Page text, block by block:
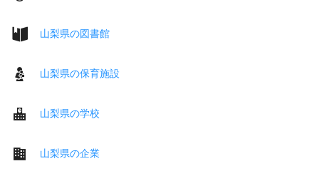
山梨県の図書館
山梨県の保育施設
山梨県の学校
山梨県の企業